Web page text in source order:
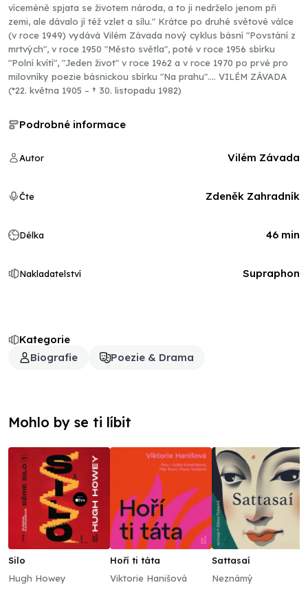
víceméně spjata se životem národa, a to ji nedrželo jenom při
zemi, ale dávalo jí též vzlet a sílu." Krátce po druhé světové válce
(v roce 1949) vydává Vilém Závada nový cyklus básní "Povstání z
mrtvých", v roce 1950 "Město světla", poté v roce 1956 sbírku
"Polní kvítí", "Jeden život" v roce 1962 a v roce 1970 po prvé pro
milovníky poezie básnickou sbírku "Na prahu".... VILÉM ZÁVADA
(*22. května 1905 – † 30. listopadu 1982)
Kategorie
Biografie
Poezie & Drama
Podrobné informace
Autor Vilém Závada
Čte Zdeněk Zahradník
Délka 46 min
Nakladatelství Supraphon
Mohlo by se ti líbit
Silo
Hugh Howey
Hoří ti táta
Viktorie Hanišová
Sattasaí
Neznámý